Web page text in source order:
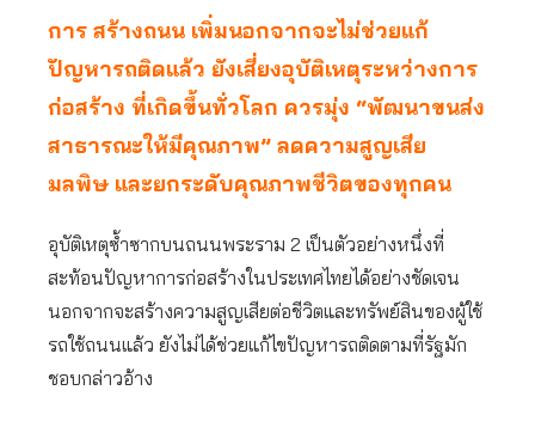
การ สร้างถนน เพิ่มนอกจากจะไม่ช่วยแก้
ปัญหารถติดแล้ว ยังเสี่ยงอุบัติเหตุระหว่างการ
ก่อสร้าง ที่เกิดขึ้นทั่วโลก ควรมุ่ง “พัฒนาขนส่ง
สาธารณะให้มีคุณภาพ” ลดความสูญเสีย
มลพิษ และยกระดับคุณภาพชีวิตของทุกคน
อุบัติเหตุซ้ำซากบนถนนพระราม 2 เป็นตัวอย่างหนึ่งที่
สะท้อนปัญหาการก่อสร้างในประเทศไทยได้อย่างชัดเจน
นอกจากจะสร้างความสูญเสียต่อชีวิตและทรัพย์สินของผู้ใช้
รถใช้ถนนแล้ว ยังไม่ได้ช่วยแก้ไขปัญหารถติดตามที่รัฐมัก
ชอบกล่าวอ้าง